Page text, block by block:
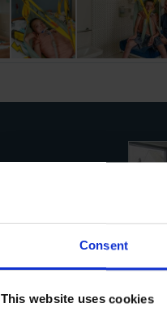
Consent
This website uses cookies